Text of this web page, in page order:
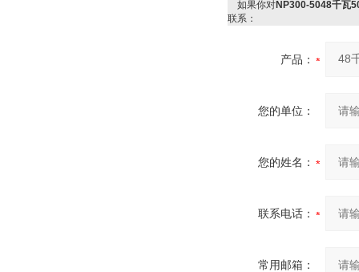
如果你对NP300-5048千瓦
联系：
产品：
您的单位：
您的姓名：
联系电话：
常用邮箱：